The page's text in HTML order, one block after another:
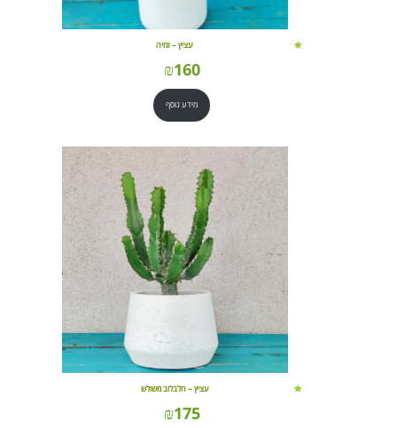
עציץ – זמיה
₪160
מידע נוסף
עציץ – חלבלוב משולש
₪175